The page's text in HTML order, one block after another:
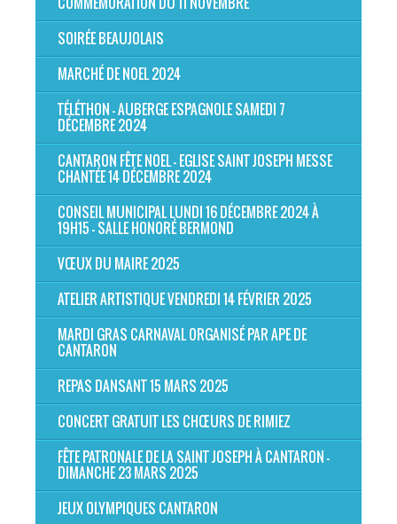
SOIRÉE BEAUJOLAIS
MARCHÉ DE NOEL 2024
TÉLÉTHON - AUBERGE ESPAGNOLE SAMEDI 7
DÉCEMBRE 2024
CANTARON FÊTE NOEL - EGLISE SAINT JOSEPH MESSE
CHANTÉE 14 DÉCEMBRE 2024
CONSEIL MUNICIPAL LUNDI 16 DÉCEMBRE 2024 À
19H15 - SALLE HONORÉ BERMOND
VŒUX DU MAIRE 2025
ATELIER ARTISTIQUE VENDREDI 14 FÉVRIER 2025
MARDI GRAS CARNAVAL ORGANISÉ PAR APE DE
CANTARON
REPAS DANSANT 15 MARS 2025
CONCERT GRATUIT LES CHŒURS DE RIMIEZ
FÊTE PATRONALE DE LA SAINT JOSEPH À CANTARON -
DIMANCHE 23 MARS 2025
JEUX OLYMPIQUES CANTARON